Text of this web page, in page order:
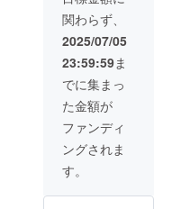
イラス
ト ・注
意事
項：
メール
にてや
り取り
させて
いただ
きます
関わらず、
2025/07/05
23:59:59ま
でに集まっ
た金額が
ファンディ
ングされま
す。